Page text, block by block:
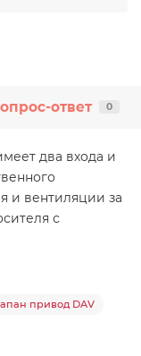
ответ 0
два входа и
и вентиляции за
с
привод DAV